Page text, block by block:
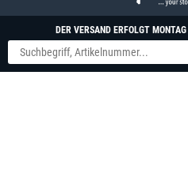
DER VERSAND ERFOLGT MONTAG